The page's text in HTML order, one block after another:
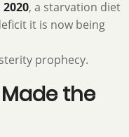
, a starvation diet
it is now being
prophecy.
the